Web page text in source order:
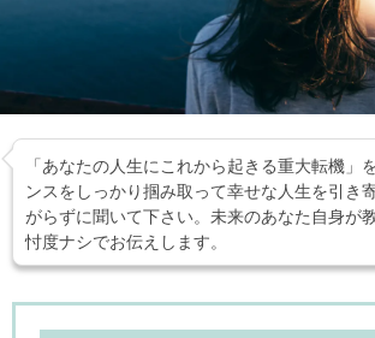
「あなたの人生にこれから起きる重大転機
ンスをしっかり掴み取って幸せな人生を引き
がらずに聞いて下さい。未来のあなた自身が
忖度ナシでお伝えします。